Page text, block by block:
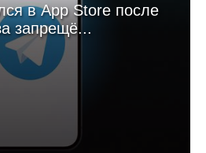
в App Store после
запрещё...